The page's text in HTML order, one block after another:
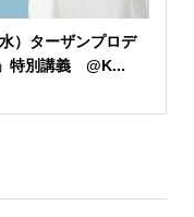
）ターザンプロデ
特別講義 @K...